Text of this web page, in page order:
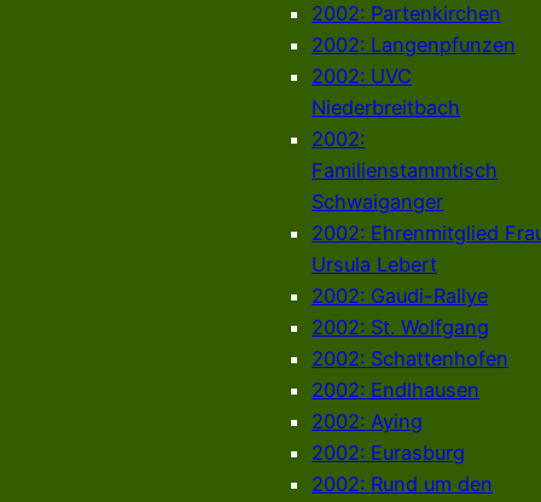
2002: Partenkirchen
2002: Langenpfunzen
2002: UVC
Niederbreitbach
2002:
Familienstammtisch
Schwaiganger
2002: Ehrenmitglied
Ursula Lebert
2002: Gaudi-Rallye
2002: St. Wolfgang
2002: Schattenhofen
2002: Endlhausen
2002: Aying
2002: Eurasburg
2002: Rund um den